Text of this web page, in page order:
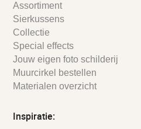
Assortiment
Sierkussens
Collectie
Special effects
Jouw eigen foto schilderij
Muurcirkel bestellen
Materialen overzicht
Inspiratie: